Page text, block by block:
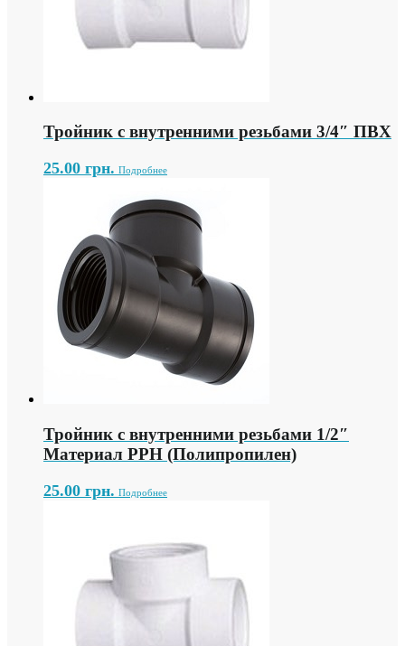
Тройник с внутренними резьбами 3/4″ ПВХ
25.00 грн. Подробнее
Тройник с внутренними резьбами 1/2″
Материал PPH (Полипропилен)
25.00 грн. Подробнее